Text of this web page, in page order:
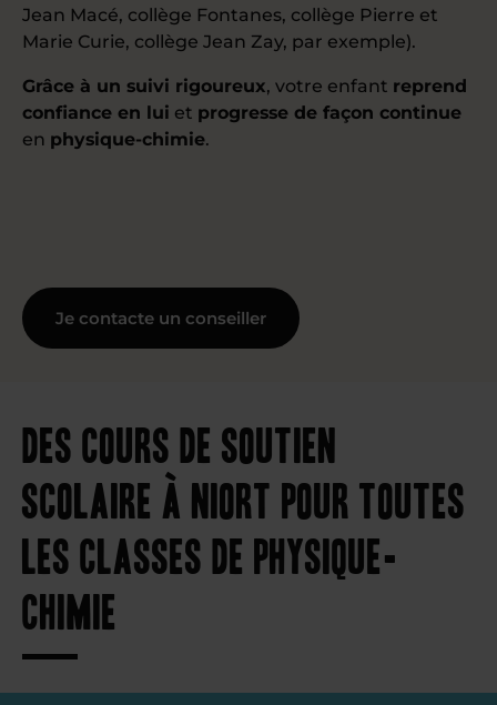
Jean Macé, collège Fontanes, collège Pierre et
Marie Curie, collège Jean Zay, par exemple).
Grâce à un suivi rigoureux, votre enfant reprend
confiance en lui et progresse de façon continue
en physique-chimie.
Je contacte un conseiller
Des cours de soutien
scolaire à Niort pour toutes
les classes de physique-
chimie